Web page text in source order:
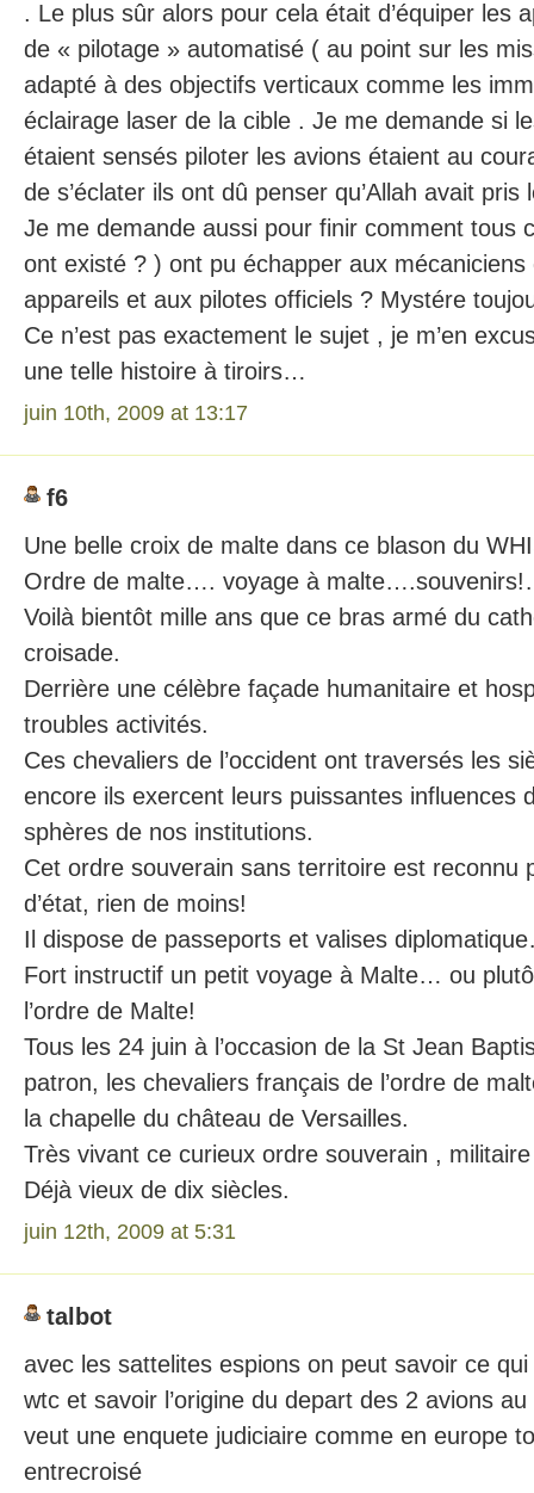
. Le plus sûr alors pour cela était d’équiper les
de « pilotage » automatisé ( au point sur les
adapté à des objectifs verticaux comme les
éclairage laser de la cible . Je me demande si
étaient sensés piloter les avions étaient au
de s’éclater ils ont dû penser qu’Allah avait
Je me demande aussi pour finir comment tous
ont existé ? ) ont pu échapper aux
appareils et aux pilotes officiels ? Mystére
Ce n’est pas exactement le sujet , je m’en
une telle histoire à tiroirs…
juin 10th, 2009 at 13:17
f6
Une belle croix de malte dans ce blason du
Ordre de malte…. voyage à
Voilà bientôt mille ans que ce bras armé du
croisade.
Derrière une célèbre façade humanitaire et
troubles activités.
Ces chevaliers de l’occident ont traversés les
encore ils exercent leurs puissantes influences
sphères de nos institutions.
Cet ordre souverain sans territoire est reconnu
d’état, rien de moins!
Il dispose de passeports et valises
Fort instructif un petit voyage à Malte… ou
l’ordre de Malte!
Tous les 24 juin à l’occasion de la St Jean
patron, les chevaliers français de l’ordre de
la chapelle du château de Versailles.
Très vivant ce curieux ordre souverain ,
Déjà vieux de dix siècles.
juin 12th, 2009 at 5:31
talbot
avec les sattelites espions on peut savoir ce qui
wtc et savoir l’origine du depart des 2 avions
veut une enquete judiciaire comme en europe
entrecroisé